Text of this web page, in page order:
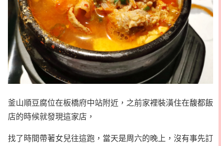
釜山順豆腐位在板橋府中站附近，之前家裡裝潢住在馥都飯
店的時候就發現這家店，
找了時間帶著女兒往這跑，當天是周六的晚上，沒有事先訂